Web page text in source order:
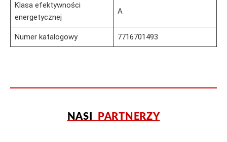
Klasa efektywności
energetycznej
A
Numer katalogowy 7716701493
NASI PARTNERZY